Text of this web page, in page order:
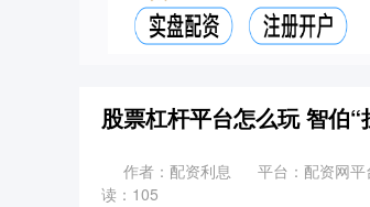
股票杠杆平台怎么玩 智伯
作者：配资利息 平台：配资网
读：105